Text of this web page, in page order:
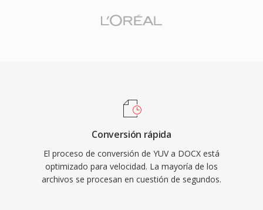
Conversión rápida
El proceso de conversión de YUV a DOCX está
optimizado para velocidad. La mayoría de los
archivos se procesan en cuestión de segundos.